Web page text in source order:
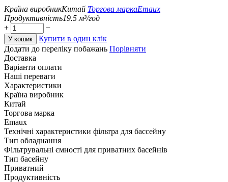
Країна виробникКитай Торгова маркаEmaux
Продуктивність19.5 м³/год
+
−
У кошик
Купити в один клік
Додати до переліку побажань Порівняти
Доставка
Варіанти оплати
Наші переваги
Характеристики
Країна виробник
Китай
Торгова марка
Emaux
Технічні характеристики фільтра для бассейну
Тип обладнання
Фільтрувальні ємності для приватних басейнів
Тип басейну
Приватний
Продуктивність